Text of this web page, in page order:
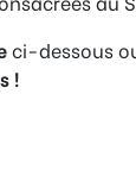
ci-dessous
!